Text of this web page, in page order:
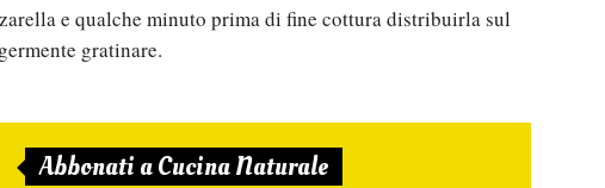
e qualche minuto prima di fine cottura distribuirla sul
gratinare.
Abbonati a Cucina Naturale